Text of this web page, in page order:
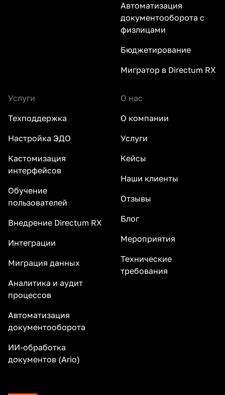
Автоматизация
документооборота с
физлицами
Бюджетирование
Мигратор в Directum RX
Услуги
Техподдержка
Настройка ЭДО
Кастомизация
интерфейсов
Обучение
пользователей
Внедрение Directum RX
Интеграции
Миграция данных
Аналитика и аудит
процессов
Автоматизация
документооборота
ИИ-обработка
документов (Ario)
О нас
О компании
Услуги
Кейсы
Наши клиенты
Отзывы
Блог
Мероприятия
Технические
требования